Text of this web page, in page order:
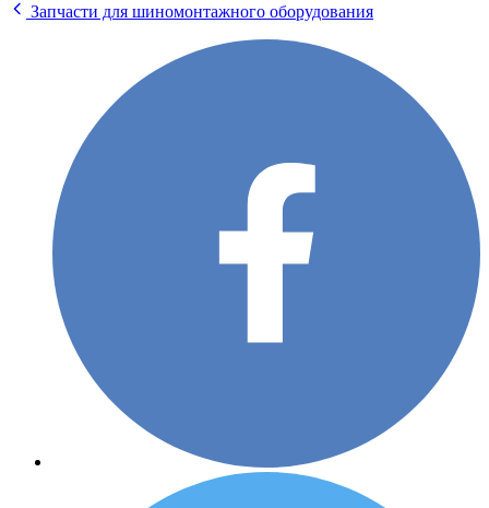
Запчасти для шиномонтажного оборудования